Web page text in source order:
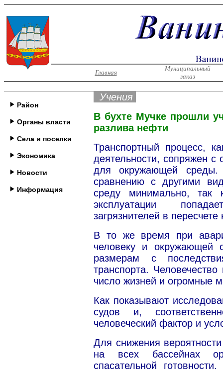
Главная
Муниципальный
заказ
Район
Органы власти
Села и поселки
Экономика
Новости
Информация
Учения
В бухте Мучке прошли
разлива нефти
Транспортный процесс,
деятельности, сопряжен с
для окружающей среды.
сравнению с другими
среду минимально,
эксплуатации
загрязнителей в
В то же время при
человеку и окружающей
размерам с
транспорта.
число жизней и огромные
Как показывают
судов и,
человеческий фактор и
Для снижения
на всех бассейнах
спасательной